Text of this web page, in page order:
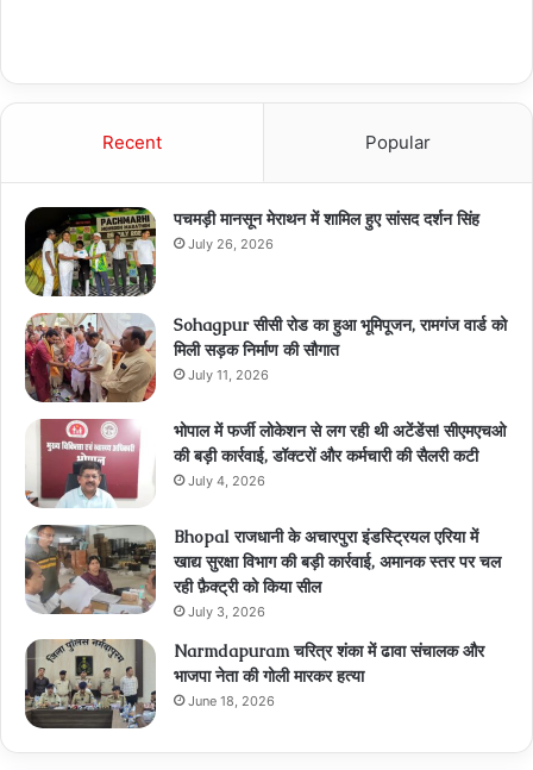
Recent Popular
पचमड़ी मानसून मेराथन में शामिल हुए सांसद दर्शन सिंह
July 26, 2026
Sohagpur सीसी रोड का हुआ भूमिपूजन, रामगंज वार्ड को
मिली सड़क निर्माण की सौगात
July 11, 2026
भोपाल में फर्जी लोकेशन से लग रही थी अटेंडेंस! सीएमएचओ
की बड़ी कार्रवाई, डॉक्टरों और कर्मचारी की सैलरी कटी
July 4, 2026
Bhopal राजधानी के अचारपुरा इंडस्ट्रियल एरिया में
खाद्य सुरक्षा विभाग की बड़ी कार्रवाई, अमानक स्तर पर चल
रही फ़ैक्ट्री को किया सील
July 3, 2026
Narmdapuram चरित्र शंका में ढावा संचालक और
भाजपा नेता की गोली मारकर हत्या
June 18, 2026